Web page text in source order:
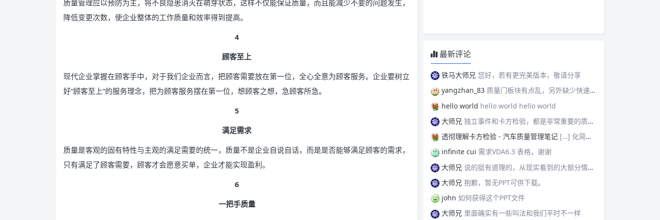
质量管理应以预防为主，将不良隐患消灭在萌芽状态，这样不仅能保证质量，而且能减少不要的问题发生，
降低变更次数，使企业整体的工作质量和效率得到提高。
4
顾客至上
现代企业掌握在顾客手中，对于我们企业而言，把顾客需要放在第一位，全心全意为顾客服务。企业要树立
好“顾客至上”的服务理念，把为顾客服务摆在第一位，想顾客之想，急顾客所急。
5
满足需求
质量是客观的固有特性与主观的满足需要的统一，质量不是企业自说自话，而是是否能够满足顾客的需求，
只有满足了顾客需要，顾客才会愿意买单，企业才能实现盈利。
6
一把手质量
最新评论
铁马大师兄 您好，若有更完美版本，敬请分享
yangzhan_83 质量门板块有点乱，另外缺少快速反应板块。
hello world hello world hello world
大师兄 独立事件和卡方检验，都是非常重要的质量管理概念，挺难理解的。
透彻理解卡方检验 - 汽车质量管理笔记 […] 化简后的式子是我们在卡方检验中需要用到的式子，所以请大家牢记！对于上述式子有疑惑的读者可以学习基础的概率论，也可以参考我之前写的一篇关于独立的文章（《【直观数学】如何理解两事件间的独立关系》）。如果没有问题的话，我们可以进入到卡方检验原理与步骤的主体介绍部分！ […]
infinite cui 需求VDA6.3 表格，谢谢
大师兄 说的挺有道理的，从现实看到的大部分情况，做技术的人都比较直，对技术的一丝不苟，容易在遇到需要展现管理能力的时候，就会表现出短板来。管理需要授权，更多应该思考团队、部门间，人员发展，对未来的变化做出应对等的能力。
大师兄 抱歉，暂无PPT可供下载。
john 如何获得这个PPT文件
大师兄 里面确实有一些叫法和我们平时不一样